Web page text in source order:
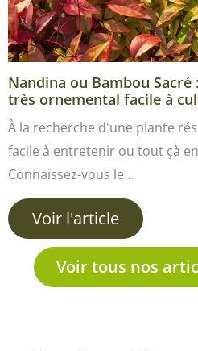
Nandina ou Bambou
très ornemental facile à
À la recherche d'une plante
facile à entretenir ou tout çà
Connaissez-vous le…
Voir l'article
Voir tous nos